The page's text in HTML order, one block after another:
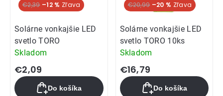
€2,39 –12 %
Solárne vonkajšie LED
svetlo TORO
Skladom
€2,09
Do košíka
€20,99 –20 %
Solárne vonkajšie LED
svetlo TORO 10ks
Skladom
€16,79
Do košíka